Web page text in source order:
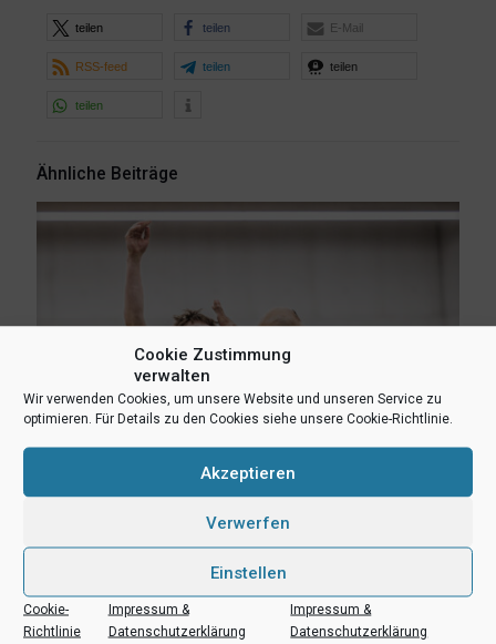
Cookie Zustimmung
verwalten
Wir verwenden Cookies, um unsere Website und unseren Service zu
optimieren. Für Details zu den Cookies siehe unsere Cookie-Richtlinie.
Akzeptieren
Verwerfen
Einstellen
Cookie-
Richtlinie
Impressum &
Datenschutzerklärung
Impressum &
Datenschutzerklärung
teilen teilen E-Mail
RSS-feed teilen teilen
teilen
Ähnliche Beiträge
3. August 2026
Erik Niggemann setzt Karriere in Ibbenbüren fort
Mehr lesen